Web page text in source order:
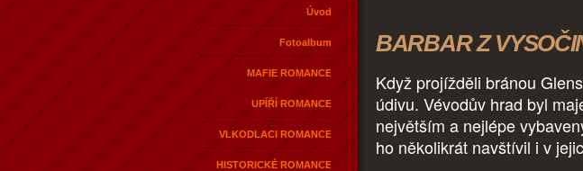
Úvod
Fotoalbum
MAFIE ROMANCE
UPÍŘÍ ROMANCE
VLKODLACI ROMANCE
HISTORICKÉ ROMANCE
BARBAR Z
Když projížděli bránou
údivu. Vévodův hrad byl
největším a nejlépe
ho několikrát navštívil i v